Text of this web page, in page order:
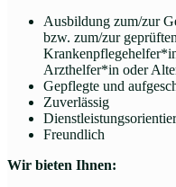
Ausbildung zum/zur
bzw. zum/zur
Arzthelfer*in oder
Gepflegte und
Zuverlässig
Freundlich
Wir bieten Ihnen: